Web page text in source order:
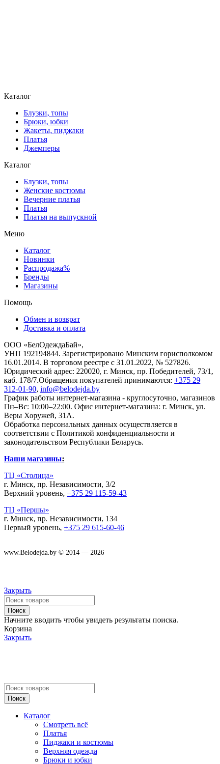
Каталог
Блузки, топы
Брюки, юбки
Жакеты, пиджаки
Платья
Джемперы
Каталог
Блузки, топы
Женские костюмы
Вечерние платья
Платья
Платья на выпускной
Меню
Каталог
Новинки
Распродажа%
Бренды
Магазины
Помощь
Обмен и возврат
Доставка и оплата
ООО «БелОдеждаБай»,
УНП 192194844. Зарегистрировано Минским горисполкомом
16.01.2014. В торговом реестре с 31.01.2022, № 527826.
Юридический адрес: 220020, г. Минск, пр. Победителей, 73/1,
каб. 178/7.Обращения покупателей принимаются: +375 29
312-01-90, info@belodejda.by
График работы интернет-магазина - круглосуточно, магазинов
Пн–Вс: 10:00–22:00. Офис интернет-магазина: г. Минск, ул.
Веры Хоружей, 31А.
Обработка персональных данных осуществляется в
соответствии с Политикой конфиденциальности и
законодательством Республики Беларусь.
Наши магазины:
ТЦ «Столица»
г. Минск, пр. Независимости, 3/2
Верхний уровень, +375 29 115-59-43
ТЦ «Першы»
г. Минск, пр. Независимости, 134
Первый уровень, +375 29 615-60-46
www.Belodejda.by © 2014 — 2026
Закрыть
Поиск
Начните вводить чтобы увидеть результаты поиска.
Корзина
Закрыть
Поиск
Каталог
Смотреть всё
Платья
Пиджаки и костюмы
Верхняя одежда
Брюки и юбки